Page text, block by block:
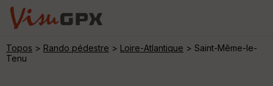
Topos > Rando pédestre > Loire-Atlantique > Saint-Même-le-
Tenu